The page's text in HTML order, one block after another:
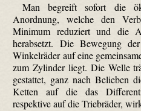
Man begreift sofort die
Anordnung, welche den
Minimum reduziert und die
herabsetzt. Die Bewegung
Winkelräder auf eine
zum Zylinder liegt. Die Welle
gestattet, ganz nach Belieben
Ketten auf die das
respektive auf die Triebräder,